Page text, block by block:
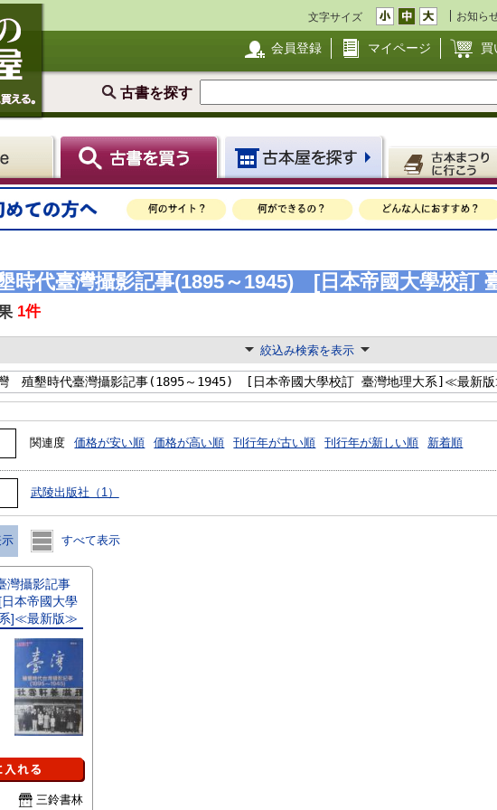
文字サイズ お知ら
会員登録 マイページ 買
古書を探す
時代臺灣攝影記事(1895～1945) [日本帝國大學校訂
1件
絞込み検索を表示
関連度 価格が安い順 価格が高い順 刊行年が古い順 刊行年が新しい順 新着順
武陵出版社（1）
すべて表示
攝影記事
本帝國大學
系]≪最新版≫
三鈴書林